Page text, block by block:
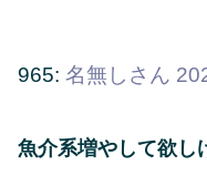
965: 名無しさん
魚介系増やして欲し